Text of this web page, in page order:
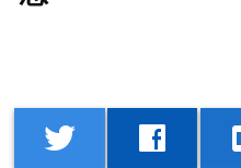
twitter facebook